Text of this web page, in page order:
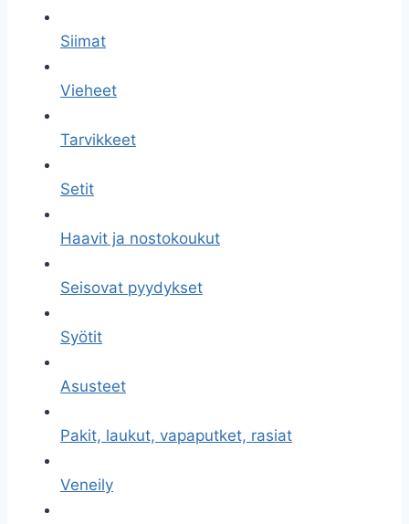
Siimat
Vieheet
Tarvikkeet
Setit
Haavit ja nostokoukut
Seisovat pyydykset
Syötit
Asusteet
Pakit, laukut, vapaputket, rasiat
Veneily